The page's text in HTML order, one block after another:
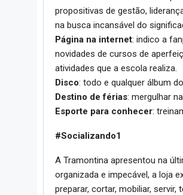
propositivas de gestão,
na busca incansável do
Página na internet: indico a
novidades de cursos de
atividades que a escola realiza.
Disco: todo e qualquer álbum
Destino de férias: mergulhar
Esporte para conhecer:
#Socializando1
A Tramontina apresentou na
organizada e impecável, a loja
preparar, cortar, mobiliar,